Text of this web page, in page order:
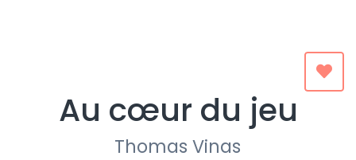
Au cœur du jeu
Thomas Vinas